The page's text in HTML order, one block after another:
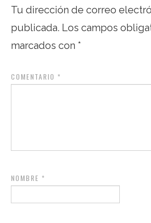
Tu dirección de correo
publicada. Los campos
marcados con *
COMENTARIO *
NOMBRE *